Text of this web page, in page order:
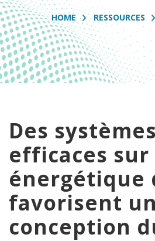
HOME RESSOURCES
Des systèmes
efficaces
énergétique
favorisent
conception